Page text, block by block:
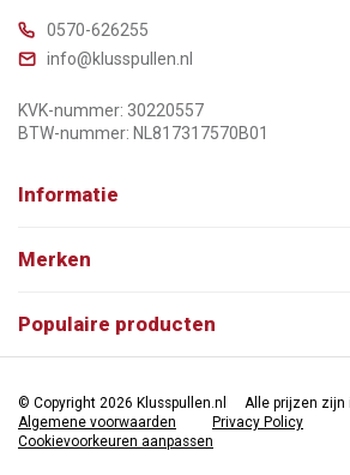
0570-626255
info@klusspullen.nl
KVK-nummer: 30220557
BTW-nummer: NL817317570B01
Informatie
Merken
Populaire producten
© Copyright 2026 Klusspullen.nl
Alle prijzen zijn
Algemene voorwaarden
Privacy Policy
Cookievoorkeuren aanpassen